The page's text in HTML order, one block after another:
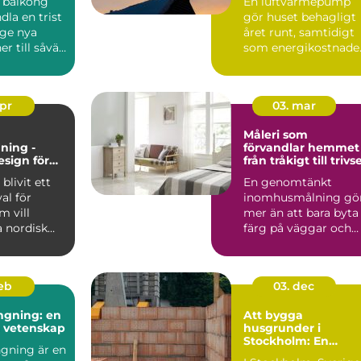
en trist
nya
till såväl
inomhusklimat
gör huset behagligt
året runt, samtidigt
som
-
för
hem
blivit ett
för
vill
nordisk
03. mar
Måleri som
förvandlar hemmet
från tråkigt till
En genomtänkt
inomhusmålning
mer än att bara byta
färg på väggar och
föra...
en
vetenskap
är en
03. dec
Att bygga
husgrunder i
Stockholm: En